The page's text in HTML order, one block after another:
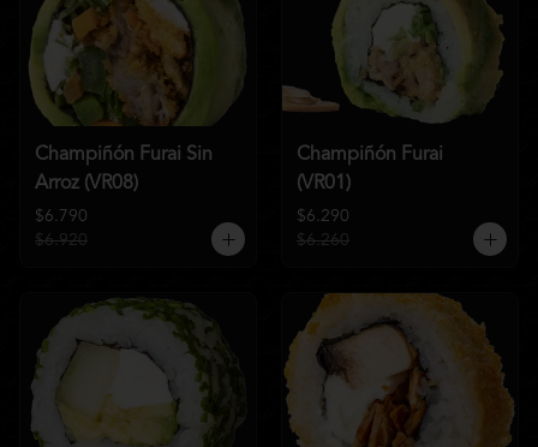
Champiñón Furai Sin
Arroz (VR08)
$6.790
$6.920
Champiñón Furai
(VR01)
$6.290
$6.260